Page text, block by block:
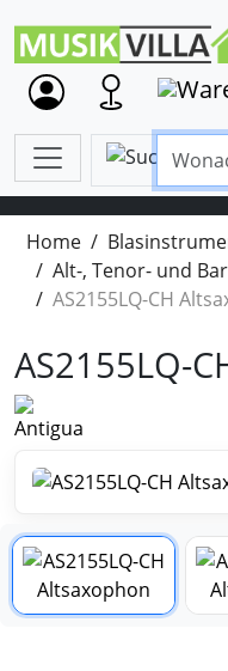
Home
Alt-, Tenor- und
AS2155LQ-CH
AS2155LQ-